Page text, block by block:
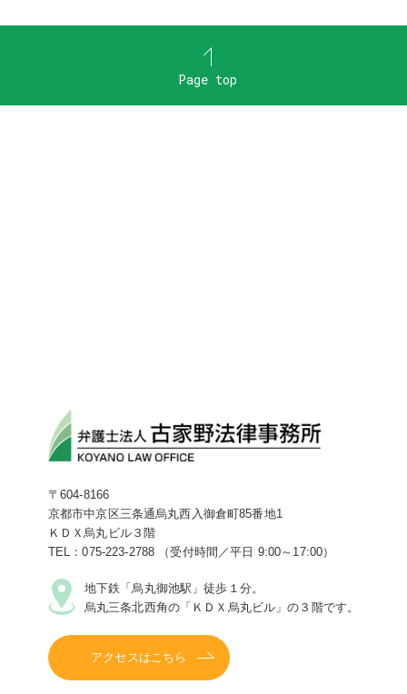
Page top
〒604-8166
京都市中京区三条通烏丸西入御倉町85番地1
ＫＤＸ烏丸ビル３階
TEL：075-223-2788 （受付時間／平日 9:00～17:00）
地下鉄「烏丸御池駅」徒歩１分。
烏丸三条北西角の「ＫＤＸ烏丸ビル」の３階です。
アクセスはこちら